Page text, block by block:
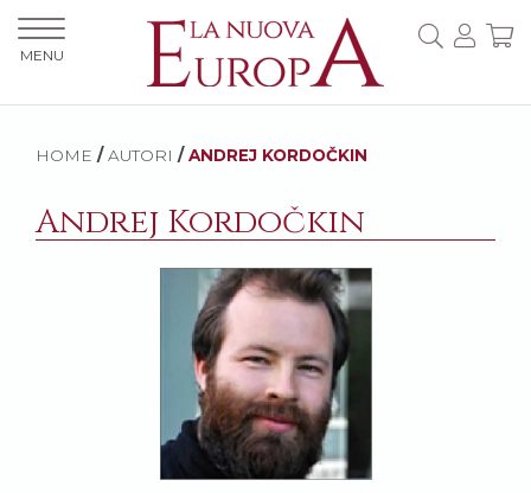
HOME / AUTORI / ANDREJ KORDOČKIN
Andrej Kordočkin
MENU